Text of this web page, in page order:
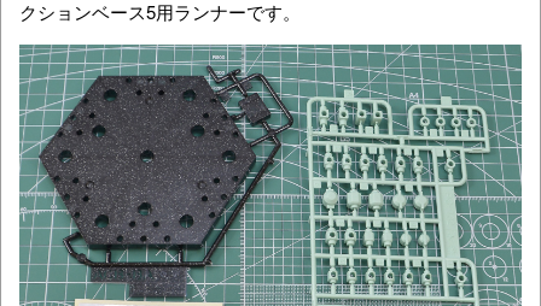
クションベース5用ランナーです。